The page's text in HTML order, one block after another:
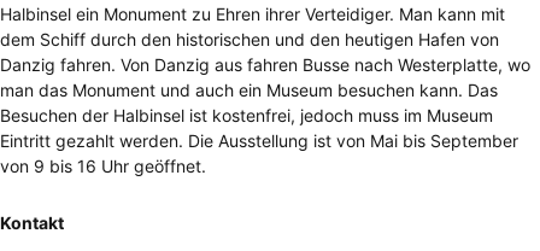
Halbinsel ein Monument zu Ehren ihrer Verteidiger. Man kann mit
dem Schiff durch den historischen und den heutigen Hafen von
Danzig fahren. Von Danzig aus fahren Busse nach Westerplatte, wo
man das Monument und auch ein Museum besuchen kann. Das
Besuchen der Halbinsel ist kostenfrei, jedoch muss im Museum
Eintritt gezahlt werden. Die Ausstellung ist von Mai bis September
von 9 bis 16 Uhr geöffnet.
Kontakt